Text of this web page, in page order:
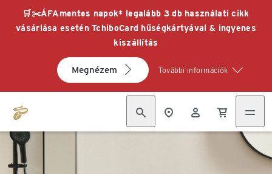
🛒✂️ÁFAmentes napok* legalább 3 db használati cikk
vásárlása esetén TchiboCard hűségkártyával & ingyenes
kiszállítás
Megnézem További információk